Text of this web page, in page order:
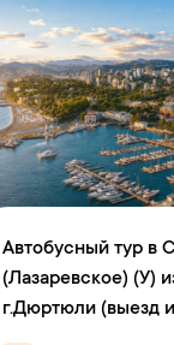
Автобусный тур в
(Лазаревское) (У)
г.Дюртюли (выезд